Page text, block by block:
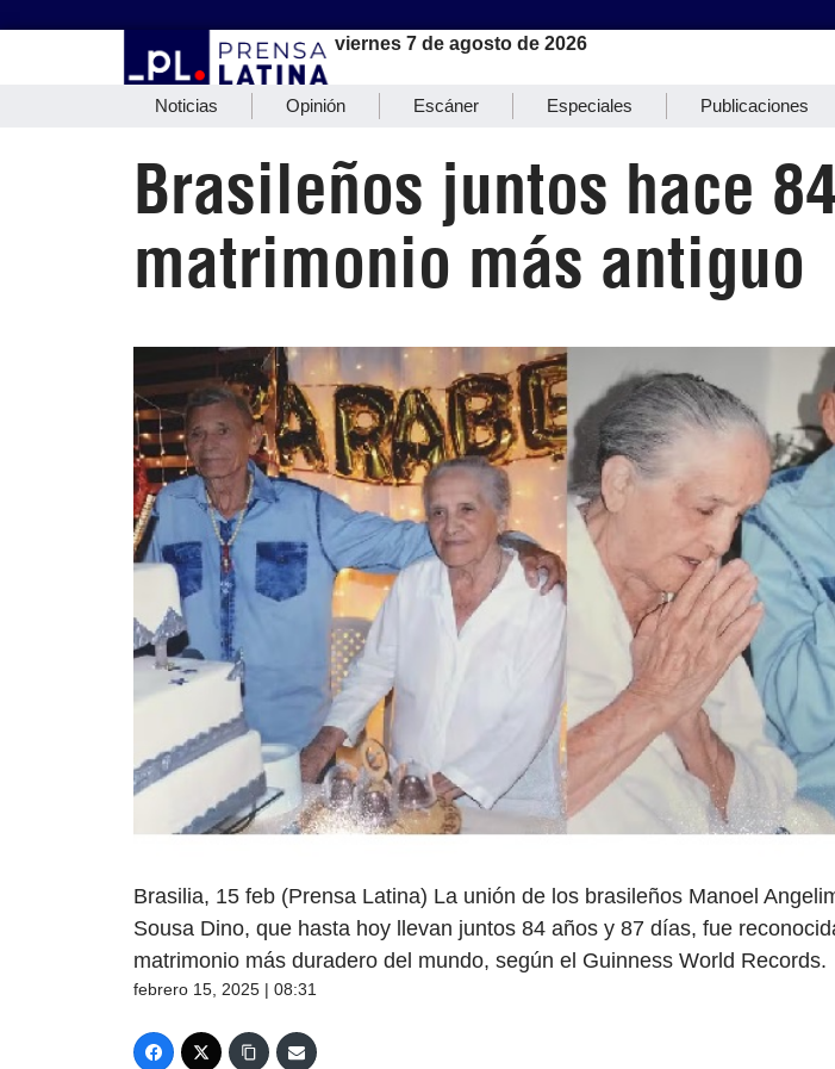
viernes 7 de agosto de 2026
Noticias Opinión Escáner Especiales Publicaciones
Brasileños juntos hace
matrimonio más antiguo
Brasilia, 15 feb (Prensa Latina) La unión de los brasileños Manoel
Sousa Dino, que hasta hoy llevan juntos 84 años y 87 días, fue
matrimonio más duradero del mundo, según el Guinness World Records.
febrero 15, 2025 | 08:31